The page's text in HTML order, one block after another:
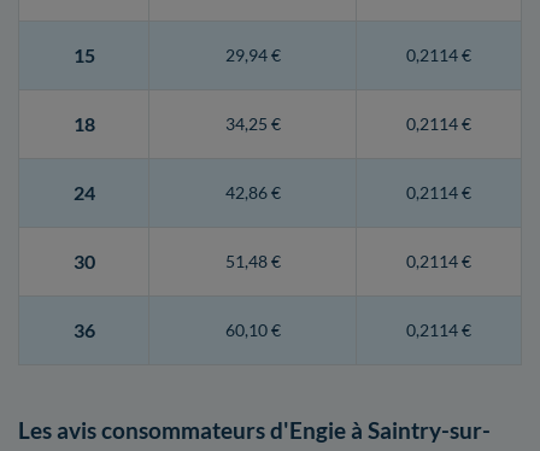
15 29,94 € 0,2114 €
18 34,25 € 0,2114 €
24 42,86 € 0,2114 €
30 51,48 € 0,2114 €
36 60,10 € 0,2114 €
Les avis consommateurs d'Engie à Saintry-sur-